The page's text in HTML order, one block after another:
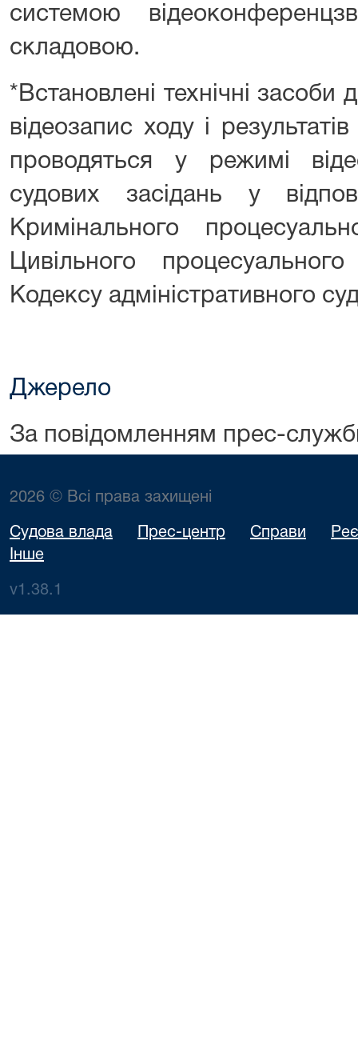
системою
складовою.
*Встановлені технічні засоби
відеозапис ходу і
проводяться у режимі
судових засідань у
Кримінального
Цивільного
Кодексу адміністративного
Джерело
За повідомленням прес-
2026 © Всі права захищені
Судова влада Прес-центр Справи
Інше
v1.38.1